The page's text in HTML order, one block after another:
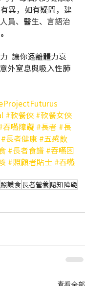
異，如有疑問，建
員、醫生、言語治
讓你遠離體力衰
外窒息與吸入性肺
#軟餐俠 #軟餐女俠
吞嚥障礙 #長者 #長
#長者健康 #五感飲
#長者食譜 #吞嚥困
#照顧者貼士 #吞嚥
照護食長者營養認知障礙
查看全部